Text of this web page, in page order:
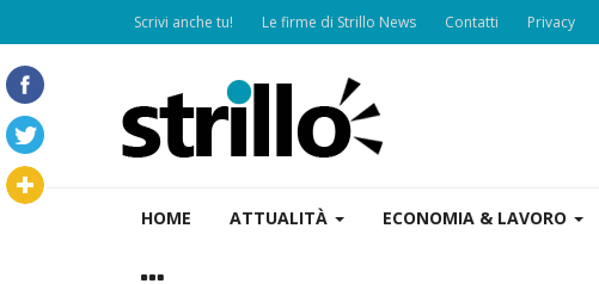
Scrivi anche tu! Le firme di Strillo News Contatti Privacy
HOME ATTUALITÀ ECONOMIA & LAVORO